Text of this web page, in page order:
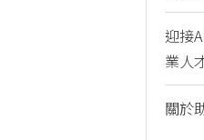
迎接
業人
關於